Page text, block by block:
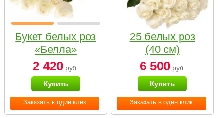
Заказать в один клик
Букет белых роз
«Белла»
2 420 руб.
Купить
Заказать в один клик
25 белых роз
(40 см)
6 500руб.
Купить